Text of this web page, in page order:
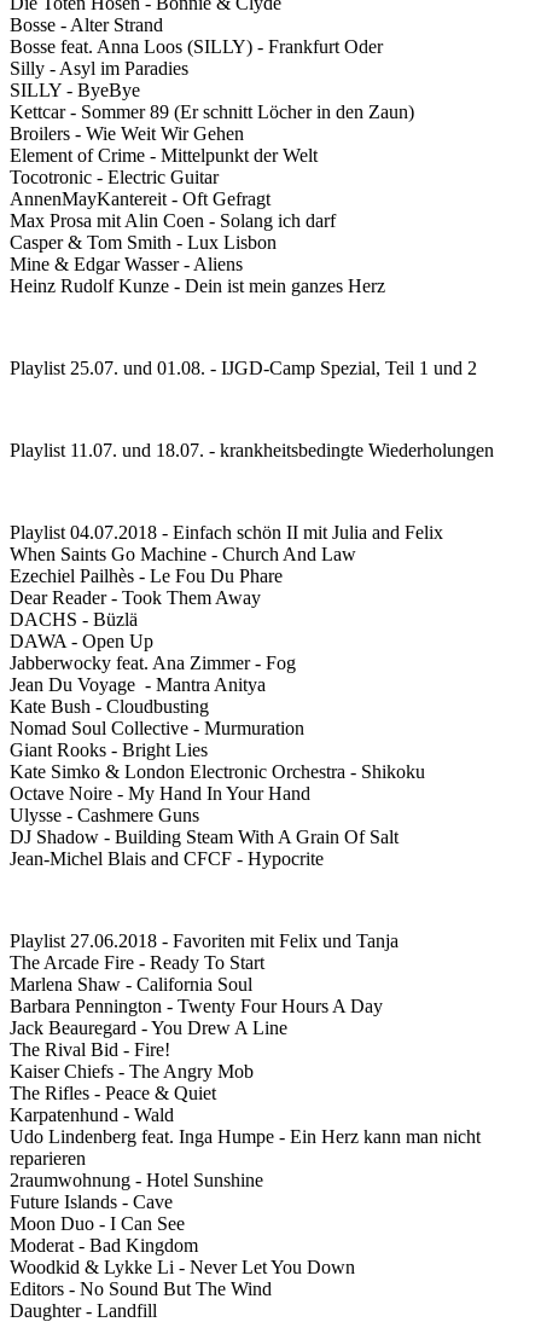
Bosse - Alter Strand
Bosse feat. Anna Loos (SILLY) - Frankfurt Oder
Silly - Asyl im Paradies
SILLY - ByeBye
Kettcar - Sommer 89 (Er schnitt Löcher in den Zaun)
Broilers - Wie Weit Wir Gehen
Element of Crime - Mittelpunkt der Welt
Tocotronic - Electric Guitar
AnnenMayKantereit - Oft Gefragt
Max Prosa mit Alin Coen - Solang ich darf
Casper & Tom Smith - Lux Lisbon
Mine & Edgar Wasser - Aliens
Heinz Rudolf Kunze - Dein ist mein ganzes Herz
Playlist 25.07. und 01.08. - IJGD-Camp Spezial, Teil 1 und 2
Playlist 11.07. und 18.07. - krankheitsbedingte Wiederholungen
Playlist 04.07.2018 - Einfach schön II mit Julia and Felix
When Saints Go Machine - Church And Law
Ezechiel Pailhès - Le Fou Du Phare
Dear Reader - Took Them Away
DACHS - Büzlä
DAWA - Open Up
Jabberwocky feat. Ana Zimmer - Fog
Jean Du Voyage - Mantra Anitya
Kate Bush - Cloudbusting
Nomad Soul Collective - Murmuration
Giant Rooks - Bright Lies
Kate Simko & London Electronic Orchestra - Shikoku
Octave Noire - My Hand In Your Hand
Ulysse - Cashmere Guns
DJ Shadow - Building Steam With A Grain Of Salt
Jean-Michel Blais and CFCF - Hypocrite
Playlist 27.06.2018 - Favoriten mit Felix und Tanja
The Arcade Fire - Ready To Start
Marlena Shaw - California Soul
Barbara Pennington - Twenty Four Hours A Day
Jack Beauregard - You Drew A Line
The Rival Bid - Fire!
Kaiser Chiefs - The Angry Mob
The Rifles - Peace & Quiet
Karpatenhund - Wald
Udo Lindenberg feat. Inga Humpe - Ein Herz kann man nicht
reparieren
2raumwohnung - Hotel Sunshine
Future Islands - Cave
Moon Duo - I Can See
Moderat - Bad Kingdom
Woodkid & Lykke Li - Never Let You Down
Editors - No Sound But The Wind
Daughter - Landfill